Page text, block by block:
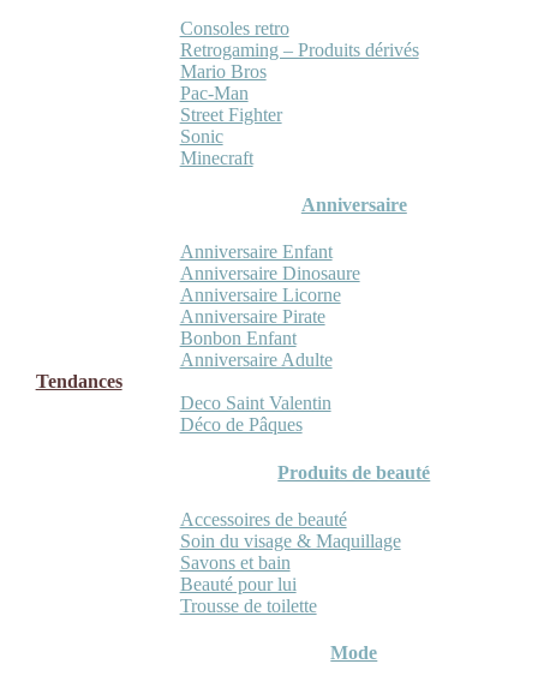
Consoles retro
Retrogaming – Produits dérivés
Mario Bros
Pac-Man
Street Fighter
Sonic
Minecraft
Anniversaire
Anniversaire Enfant
Anniversaire Dinosaure
Anniversaire Licorne
Anniversaire Pirate
Bonbon Enfant
Anniversaire Adulte
Tendances
Deco Saint Valentin
Déco de Pâques
Produits de beauté
Accessoires de beauté
Soin du visage & Maquillage
Savons et bain
Beauté pour lui
Trousse de toilette
Mode